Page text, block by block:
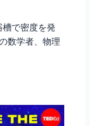
で密度を発
数学者、物理